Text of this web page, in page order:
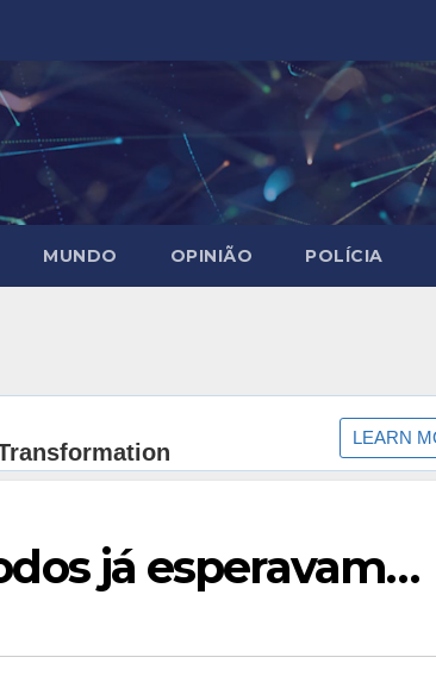
MUNDO OPINIÃO POLÍCIA
já esperavam…